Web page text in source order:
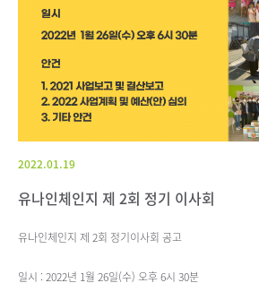
2022.01.19
유나인체인지 제 2회 정기 이사회
유나인체인지 제 2회 정기이사회 공고
일시 : 2022년 1월 26일(수) 오후 6시 30분